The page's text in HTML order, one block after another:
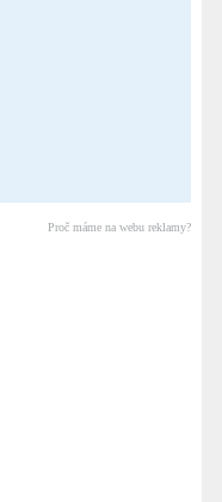
Proč máme na webu reklamy?